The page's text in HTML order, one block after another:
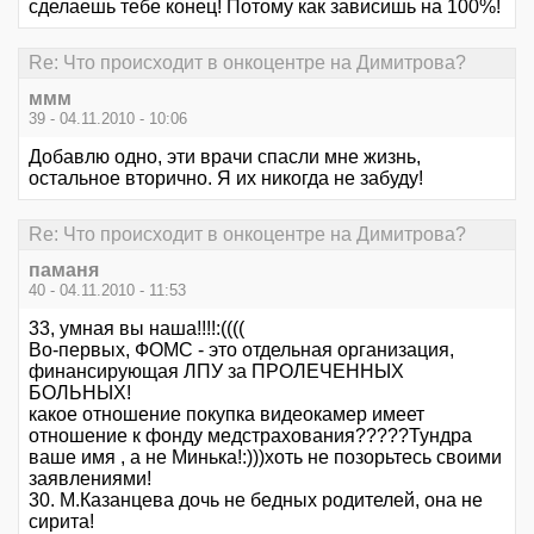
сделаешь тебе конец! Потому как зависишь на 100%!
Re: Что происходит в онкоцентре на Димитрова?
ммм
39 - 04.11.2010 - 10:06
Добавлю одно, эти врачи спасли мне жизнь,
остальное вторично. Я их никогда не забуду!
Re: Что происходит в онкоцентре на Димитрова?
паманя
40 - 04.11.2010 - 11:53
33, умная вы наша!!!!:((((
Во-первых, ФОМС - это отдельная организация,
финансирующая ЛПУ за ПРОЛЕЧЕННЫХ
БОЛЬНЫХ!
какое отношение покупка видеокамер имеет
отношение к фонду медстрахования?????Тундра
ваше имя , а не Минька!:)))хоть не позорьтесь своими
заявлениями!
30. М.Казанцева дочь не бедных родителей, она не
сирита!